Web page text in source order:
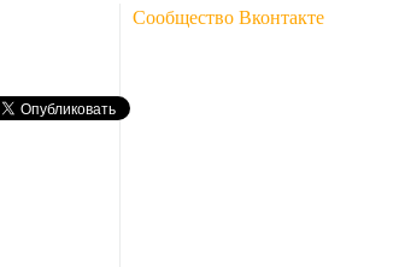
Сообщество Вконтакте